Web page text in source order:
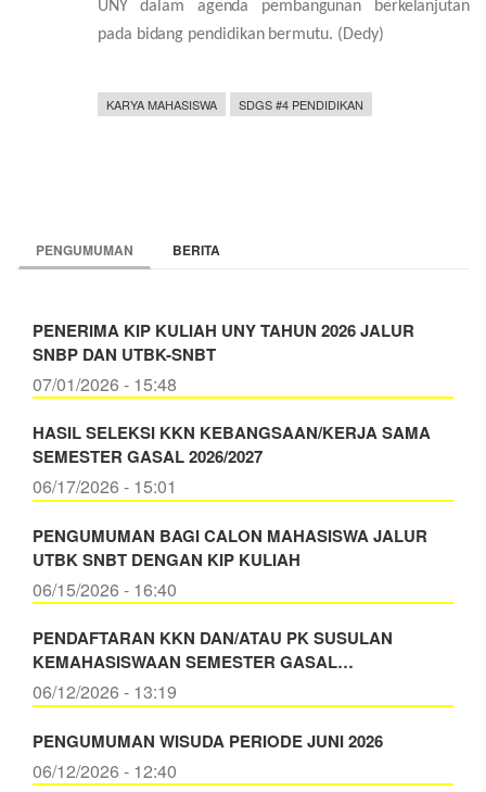
UNY dalam agenda pembangunan berkelanjutan
pada bidang pendidikan bermutu. (Dedy)
KARYA MAHASISWA SDGS #4 PENDIDIKAN
PENGUMUMAN BERITA
PENERIMA KIP KULIAH UNY TAHUN 2026 JALUR
SNBP DAN UTBK-SNBT
07/01/2026 - 15:48
HASIL SELEKSI KKN KEBANGSAAN/KERJA SAMA
SEMESTER GASAL 2026/2027
06/17/2026 - 15:01
PENGUMUMAN BAGI CALON MAHASISWA JALUR
UTBK SNBT DENGAN KIP KULIAH
06/15/2026 - 16:40
PENDAFTARAN KKN DAN/ATAU PK SUSULAN
KEMAHASISWAAN SEMESTER GASAL…
06/12/2026 - 13:19
PENGUMUMAN WISUDA PERIODE JUNI 2026
06/12/2026 - 12:40